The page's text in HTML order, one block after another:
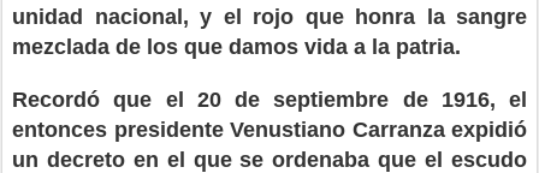
unidad nacional, y el rojo que honra la sangre
mezclada de los que damos vida a la patria.
Recordó que el 20 de septiembre de 1916, el
entonces presidente Venustiano Carranza expidió
un decreto en el que se ordenaba que el escudo